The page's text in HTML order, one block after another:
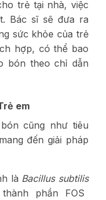
trẻ tại nhà, việc
Bác sĩ sẽ đưa ra
sức khỏe của trẻ
hợp, có thể bao
bón theo chỉ dẫn
em
cũng như tiêu
đến giải pháp
là Bacillus subtilis
phần FOS